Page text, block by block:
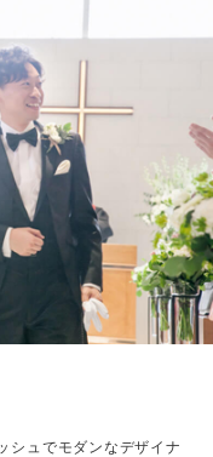
シュでモダンなデザイナ